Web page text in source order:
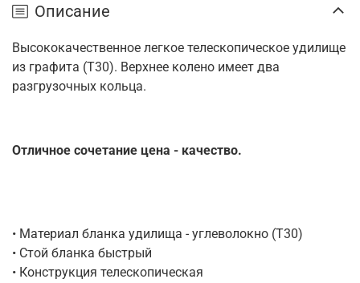
Описание
Высококачественное легкое телескопическое удилище
из графита (Т30). Верхнее колено имеет два
разгрузочных кольца.
Отличное сочетание цена - качество.
• Материал бланка удилища - углеволокно (Т30)
• Стой бланка быстрый
• Конструкция телескопическая